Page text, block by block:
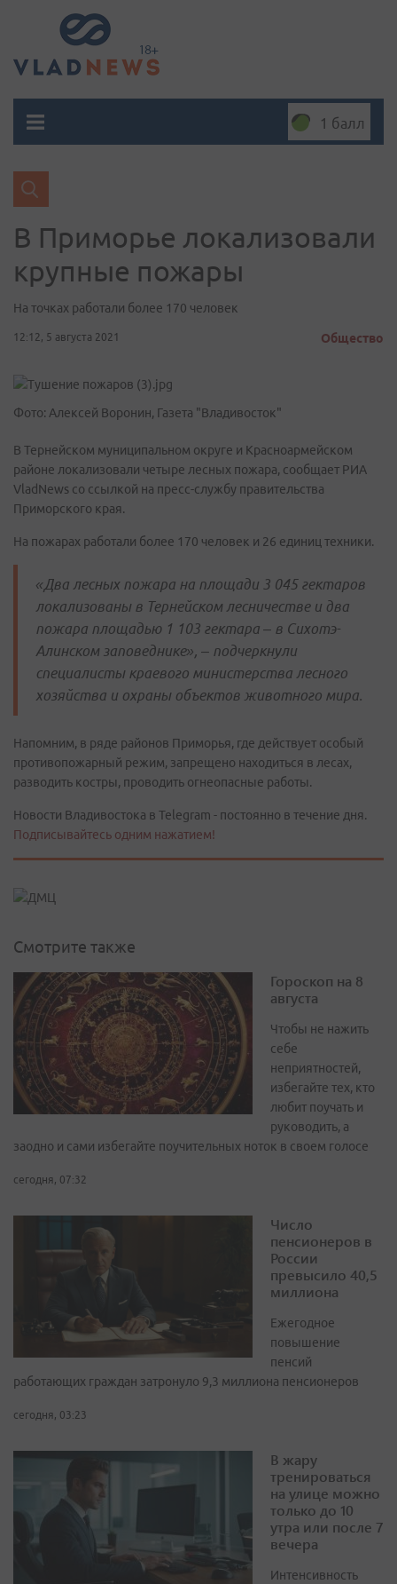
1 балл
В Приморье локализовали
крупные пожары
На точках работали более 170 человек
12:12, 5 августа 2021 Общество
Фото: Алексей Воронин, Газета "Владивосток"
В Тернейском муниципальном округе и Красноармейском
районе локализовали четыре лесных пожара, сообщает РИА
VladNews со ссылкой на пресс-службу правительства
Приморского края.
На пожарах работали более 170 человек и 26 единиц техники.
«Два лесных пожара на площади 3 045 гектаров
локализованы в Тернейском лесничестве и два
пожара площадью 1 103 гектара – в Сихотэ-
Алинском заповеднике», – подчеркнули
специалисты краевого министерства лесного
хозяйства и охраны объектов животного мира.
Напомним, в ряде районов Приморья, где действует особый
противопожарный режим, запрещено находиться в лесах,
разводить костры, проводить огнеопасные работы.
Новости Владивостока в Telegram - постоянно в течение дня.
Подписывайтесь одним нажатием!
Смотрите также
Гороскоп на 8
августа
Чтобы не нажить
себе
неприятностей,
избегайте тех, кто
любит поучать и
руководить, а
заодно и сами избегайте поучительных ноток в своем голосе
сегодня, 07:32
Число
пенсионеров в
России
превысило 40,5
миллиона
Ежегодное
повышение
пенсий
работающих граждан затронуло 9,3 миллиона пенсионеров
сегодня, 03:23
В жару
тренироваться
на улице можно
только до 10
утра или после 7
вечера
Интенсивность